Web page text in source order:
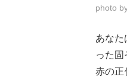
photo
あなた
った
赤の正